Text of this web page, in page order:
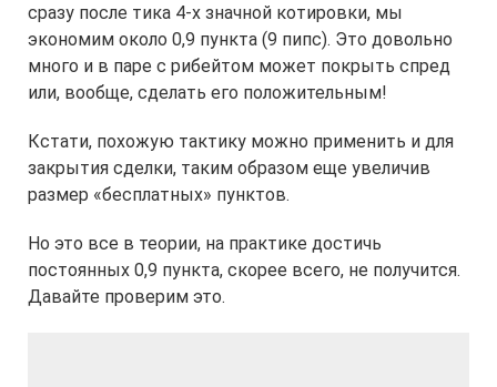
сразу после тика 4-х значной котировки, мы
экономим около 0,9 пункта (9 пипс). Это довольно
много и в паре с рибейтом может покрыть спред
или, вообще, сделать его положительным!
Кстати, похожую тактику можно применить и для
закрытия сделки, таким образом еще увеличив
размер «бесплатных» пунктов.
Но это все в теории, на практике достичь
постоянных 0,9 пункта, скорее всего, не получится.
Давайте проверим это.